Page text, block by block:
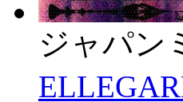
ジャパン